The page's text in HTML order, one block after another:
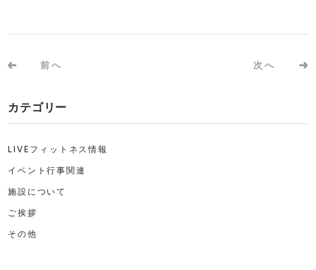
前へ 次へ
カテゴリー
LIVEフィットネス情報
イベント行事関連
施設について
ご挨拶
その他